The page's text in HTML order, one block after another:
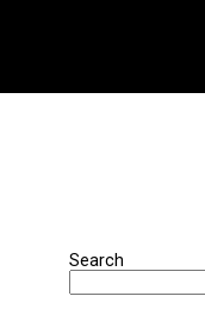
Search